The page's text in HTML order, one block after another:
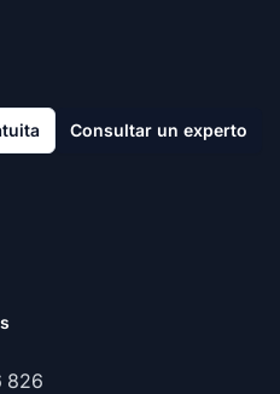
Consultar un experto
826